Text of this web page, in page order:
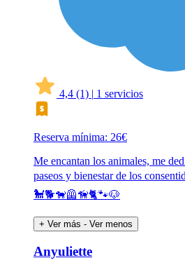
4,4 (1) | 1 servicios
Reserva mínima: 26€
Me encantan los animales, me
paseos y bienestar de los
🐩🐕🐕‍🦺🦮🐈🐾🐶
+ Ver más - Ver menos
Anyuliette